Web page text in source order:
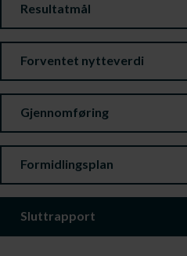
Resultatmål
Forventet nytteverdi
Gjennomføring
Formidlingsplan
Sluttrapport